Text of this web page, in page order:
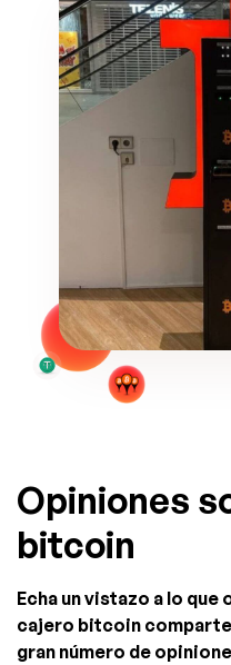
Opiniones
bitcoin
Echa un vistazo a lo
cajero bitcoin
gran número de